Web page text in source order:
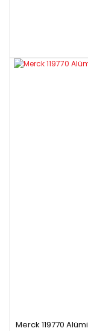
Merck 119770